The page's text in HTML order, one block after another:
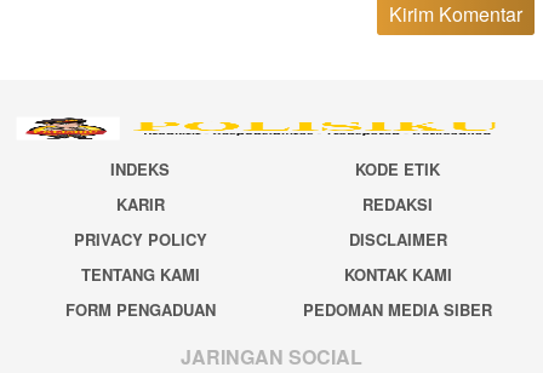
INDEKS
KODE ETIK
KARIR
REDAKSI
PRIVACY POLICY
DISCLAIMER
TENTANG KAMI
KONTAK KAMI
FORM PENGADUAN
PEDOMAN MEDIA SIBER
JARINGAN SOCIAL